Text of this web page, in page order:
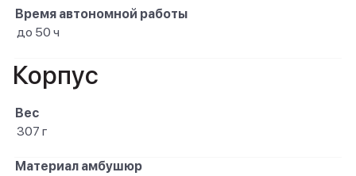
Время автономной работы
до 50 ч
Корпус
Вес
307 г
Материал амбушюр